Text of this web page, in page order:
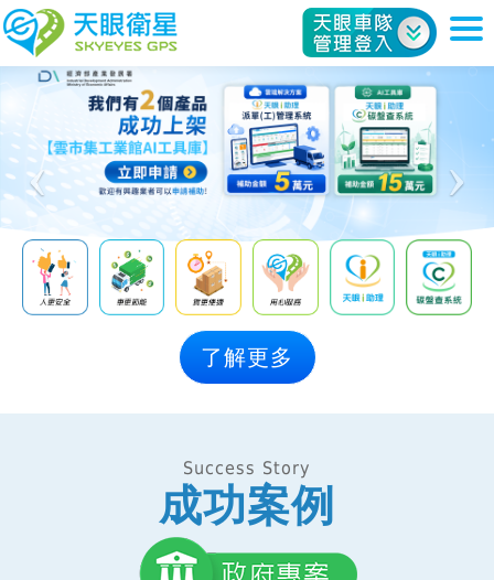
天眼衛星科技股份有限公司
了解更多
Success Story
成功案例